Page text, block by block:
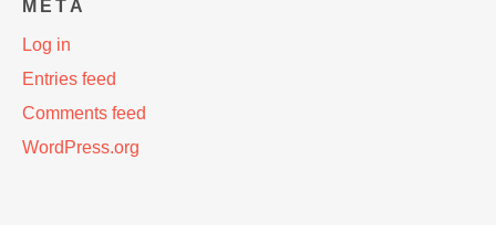
META
Log in
Entries feed
Comments feed
WordPress.org